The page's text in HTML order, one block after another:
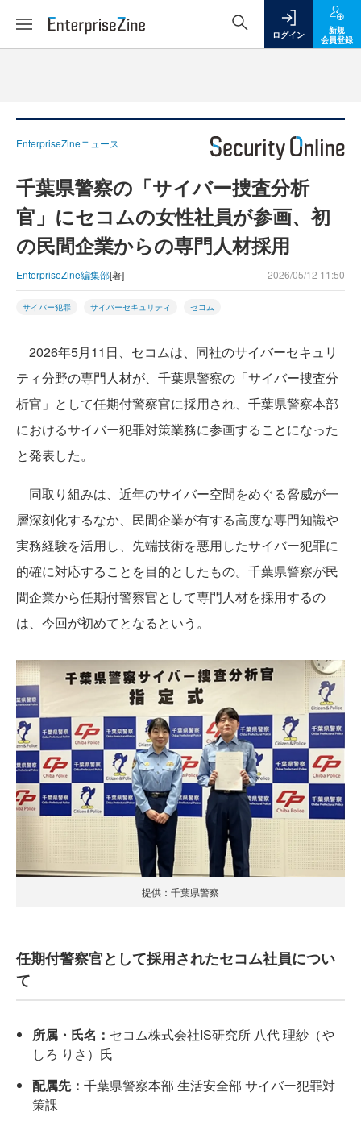
ログイン
新規
会員登録
EnterpriseZineニュース
千葉県警察の「サイバー捜査分析
官」にセコムの女性社員が参画、初
の民間企業からの専門人材採用
EnterpriseZine編集部[著] 2026/05/12 11:50
サイバー犯罪 サイバーセキュリティ セコム
2026年5月11日、セコムは、同社のサイバーセキュリ
ティ分野の専門人材が、千葉県警察の「サイバー捜査分
析官」として任期付警察官に採用され、千葉県警察本部
におけるサイバー犯罪対策業務に参画することになった
と発表した。
同取り組みは、近年のサイバー空間をめぐる脅威が一
層深刻化するなか、民間企業が有する高度な専門知識や
実務経験を活用し、先端技術を悪用したサイバー犯罪に
的確に対応することを目的としたもの。千葉県警察が民
間企業から任期付警察官として専門人材を採用するの
は、今回が初めてとなるという。
提供：千葉県警察
任期付警察官として採用されたセコム社員につい
て
所属・氏名： セコム株式会社IS研究所 八代 理紗（や
しろ りさ）氏
配属先： 千葉県警察本部 生活安全部 サイバー犯罪対
策課